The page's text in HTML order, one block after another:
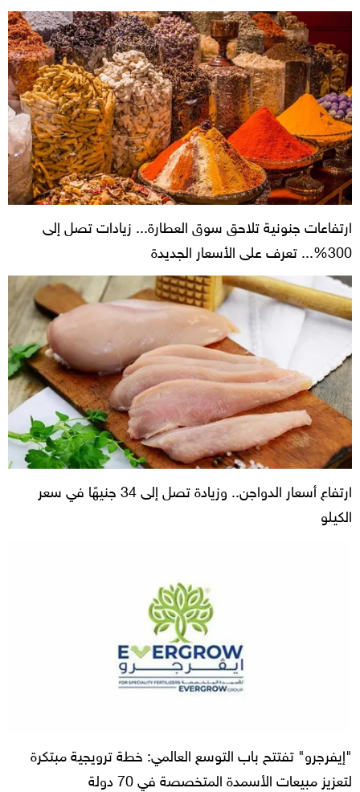
ارتفاعات جنونية تلاحق سوق العطارة... زيادات تصل إلى
300%... تعرف على الأسعار الجديدة
ارتفاع أسعار الدواجن.. وزيادة تصل إلى 34 جنيهًا في سعر
الكيلو
"إيفرجرو" تفتتح باب التوسع العالمي: خطة ترويجية مبتكرة
لتعزيز مبيعات الأسمدة المتخصصة في 70 دولة